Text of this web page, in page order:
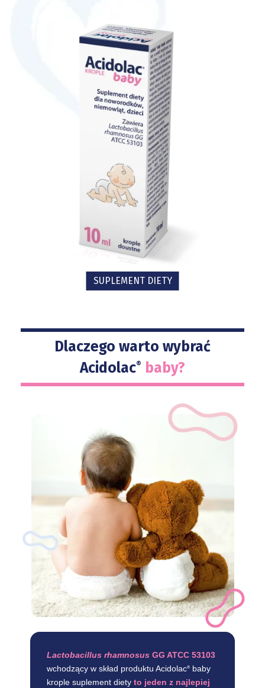
SUPLEMENT DIETY
Dlaczego warto wybrać
Acidolac® baby?
Lactobacillus rhamnosus GG ATCC 53103
wchodzący w skład produktu Acidolac®
baby
krople suplement diety to jeden z najlepiej